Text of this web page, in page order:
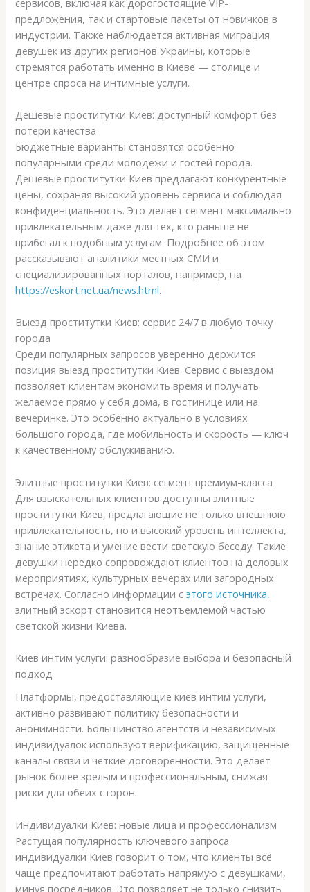
предложения, так и стартовые пакеты от новичков в
индустрии. Также наблюдается активная миграция
девушек из других регионов Украины, которые
стремятся работать именно в Киеве — столице и
центре спроса на интимные услуги.
Дешевые проститутки Киев: доступный комфорт без
потери качества
Бюджетные варианты становятся особенно
популярными среди молодежи и гостей города.
Дешевые проститутки Киев предлагают конкурентные
цены, сохраняя высокий уровень сервиса и соблюдая
конфиденциальность. Это делает сегмент максимально
привлекательным даже для тех, кто раньше не
прибегал к подобным услугам. Подробнее об этом
рассказывают аналитики местных СМИ и
специализированных порталов, например, на
https://eskort.net.ua/news.html.
Выезд проститутки Киев: сервис 24/7 в любую точку
города
Среди популярных запросов уверенно держится
позиция выезд проститутки Киев. Сервис с выездом
позволяет клиентам экономить время и получать
желаемое прямо у себя дома, в гостинице или на
вечеринке. Это особенно актуально в условиях
большого города, где мобильность и скорость — ключ
к качественному обслуживанию.
Элитные проститутки Киев: сегмент премиум-класса
Для взыскательных клиентов доступны элитные
проститутки Киев, предлагающие не только внешнюю
привлекательность, но и высокий уровень интеллекта,
знание этикета и умение вести светскую беседу. Такие
девушки нередко сопровождают клиентов на деловых
мероприятиях, культурных вечерах или загородных
встречах. Согласно информации сэтого источника,
элитный эскорт становится неотъемлемой частью
светской жизни Киева.
Киев интим услуги: разнообразие выбора и безопасный
подход
Платформы, предоставляющие киев интим услуги,
активно развивают политику безопасности и
анонимности. Большинство агентств и независимых
индивидуалок используют верификацию, защищенные
каналы связи и четкие договоренности. Это делает
рынок более зрелым и профессиональным, снижая
риски для обеих сторон.
Индивидуалки Киев: новые лица и профессионализм
Растущая популярность ключевого запроса
индивидуалки Киев говорит о том, что клиенты всё
чаще предпочитают работать напрямую с девушками,
минуя посредников. Это позволяет не только снизить